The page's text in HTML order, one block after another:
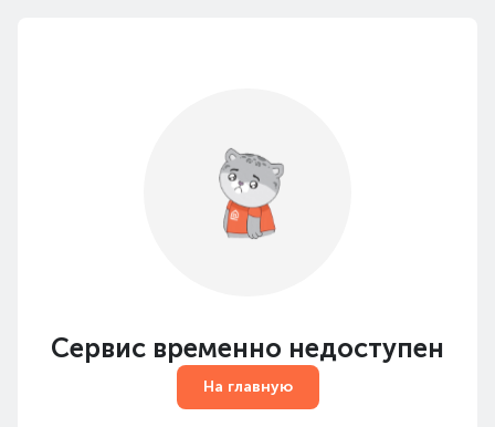
Сервис временно недоступен
На главную